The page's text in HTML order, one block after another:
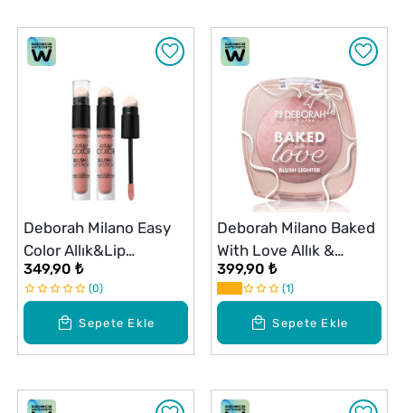
Sepete Ekle
Deborah Milano Easy
Color Allık&Lip
Hyaluronik Asit No: 04
349,90 ₺
0
Sepete Ekle
Deborah Milano Baked
With Love Allık &
Aydınlatıcı 02
399,90 ₺
1